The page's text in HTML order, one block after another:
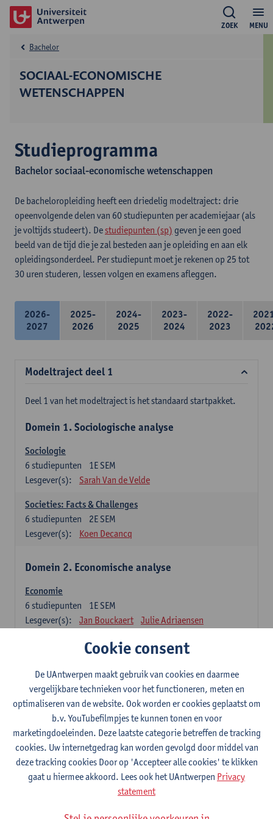
MENU
ZOEK
SOCIAAL-ECONOMISCHE
WETENSCHAPPEN
Bachelor
Studieprogramma
Bachelor sociaal-economische wetenschappen
De bacheloropleiding heeft een driedelig modeltraject: drie
opeenvolgende delen van 60 studiepunten per academiejaar (als
je voltijds studeert). De studiepunten (sp) geven je een goed
beeld van de tijd die je zal besteden aan je opleiding en aan elk
opleidingsonderdeel. Per studiepunt moet je rekenen op 25 tot
30 uren studeren, lessen volgen en examens afleggen.
2026-
2027
2025-
2026
2024-
2025
2023-
2024
2022-
2023
Modeltraject deel 1
Deel 1 van het modeltraject is het standaard startpakket.
Domein 1. Sociologische analyse
Sociologie
1E SEM
6 studiepunten
Lesgever(s):
Sarah Van de Velde
Societies: Facts & Challenges
2E SEM
6 studiepunten
Lesgever(s):
Koen Decancq
Domein 2. Economische analyse
Economie
1E SEM
6 studiepunten
Lesgever(s):
Jan Bouckaert Julie Adriaensen
Domein 3. Bedrijfseconomie
Accountancy
1E/2E SEM
6studiepunten
Lesgever(s):
Tom Van Caneghem Christine Lippens
Domein 6. Kwantitatieve methoden
Beschrijvende statistiek en kansrekenen
2E SEM
3studiepunten
Stephan Van der Veeken
Cookie consent
De UAntwerpen maakt gebruik van cookies en daarmee
vergelijkbare technieken voor het functioneren, meten en
optimaliseren van de website. Ook worden er cookies geplaatst om
b.v. YouTubefilmpjes te kunnen tonen en voor
marketingdoeleinden. Deze laatste categorie betreffen de tracking
cookies. Uw internetgedrag kan worden gevolgd door middel van
deze tracking cookies Door op 'Accepteer alle cookies' te klikken
gaat u hiermee akkoord. Lees ook het UAntwerpen Privacy
statement